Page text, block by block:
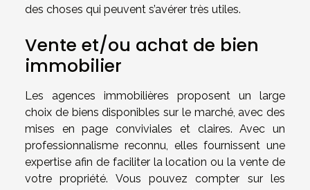
des choses qui peuvent s’avérer très utiles.
Vente et/ou achat de bien
immobilier
Les agences immobilières proposent un large
choix de biens disponibles sur le marché, avec des
mises en page conviviales et claires. Avec un
professionnalisme reconnu, elles fournissent une
expertise afin de faciliter la location ou la vente de
votre propriété. Vous pouvez compter sur les